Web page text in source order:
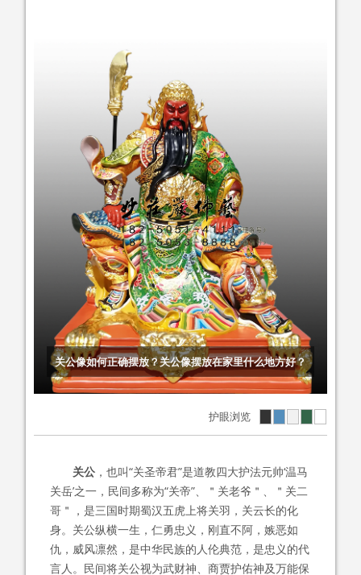
关公像如何正确摆放？关公像摆放在家里什么地方好？
护眼浏览
关公 ，也叫“关圣帝君”是道教四大护法元帅‘温马
关岳’之一，民间多称为“关帝”、＂关老爷＂、＂关二
哥＂，是三国时期蜀汉五虎上将关羽，关云长的化
身。关公纵横一生，仁勇忠义，刚直不阿，嫉恶如
仇，威风凛然，是中华民族的人伦典范，是忠义的代
言人。民间将关公视为武财神、商贾护佑神及万能保